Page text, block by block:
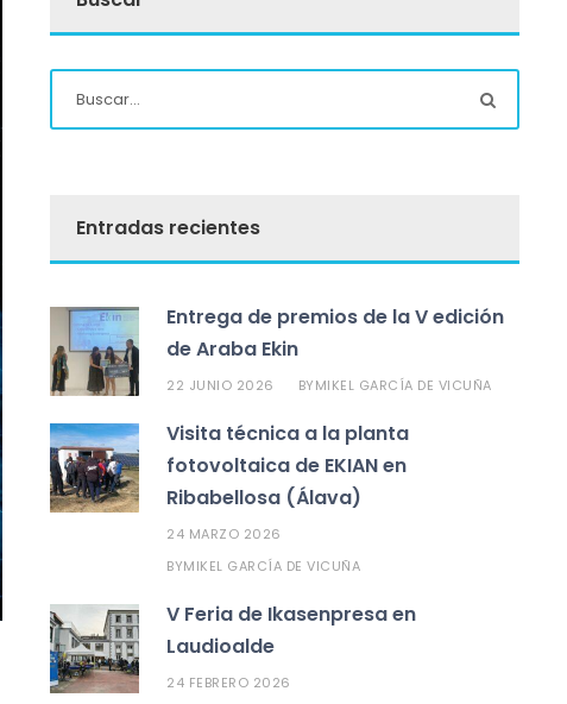
Entradas recientes
Entrega de premios de la V edición
de Araba Ekin
22 JUNIO 2026 BYMIKEL GARCÍA DE VICUÑA
Visita técnica a la planta
fotovoltaica de EKIAN en
Ribabellosa (Álava)
24 MARZO 2026
BYMIKEL GARCÍA DE VICUÑA
V Feria de Ikasenpresa en
Laudioalde
24 FEBRERO 2026